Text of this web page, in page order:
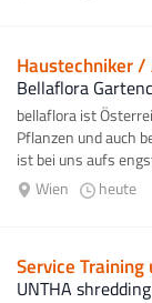
Haustechniker
Bellaflora
bellaflora ist
Pflanzen und auch
ist bei uns aufs
Wien
heute
Service
UNTHA